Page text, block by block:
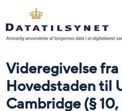
Videregivelse
Hovedstaden til
Cambridge (§ 10,